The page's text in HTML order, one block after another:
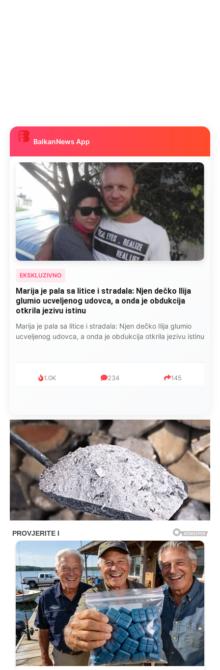
BalkanNews App
EKSKLUZIVNO
Marija je pala sa litice i stradala: Njen dečko Ilija
glumio ucveljenog udovca, a onda je obdukcija
otkrila jezivu istinu
Marija je pala sa litice i stradala: Njen dečko Ilija glumio
ucveljenog udovca, a onda je obdukcija otkrila jezivu istinu
1.0K 234 145